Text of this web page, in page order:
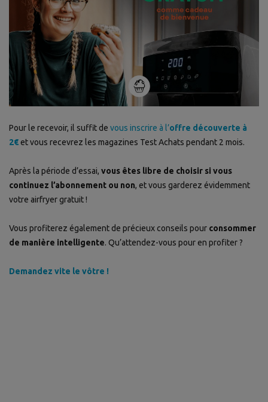
Pour le recevoir, il suffit de vous inscrire à l’offre découverte à
2€et vous recevrez les magazines Test Achats pendant 2 mois.
Après la période d’essai, vous êtes libre de choisir si vous
continuez l’abonnement ou non, et vous garderez évidemment
votre airfryer gratuit !
Vous profiterez également de précieux conseils pour consommer
de manière intelligente. Qu’attendez-vous pour en profiter ?
Demandez vite le vôtre !